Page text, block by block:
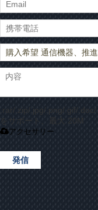
.rar/.zip/.jpg/.png/.gif/
をサポート、最大 20M
アクセサリー
発信